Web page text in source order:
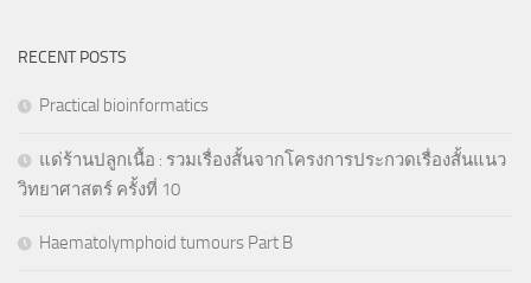
RECENT POSTS
Practical bioinformatics
แด่ร้านปลูกเนื้อ : รวมเรื่องสั้นจากโครงการประกวดเรื่องสั้นแนว
วิทยาศาสตร์ ครั้งที่ 10
Haematolymphoid tumours Part B